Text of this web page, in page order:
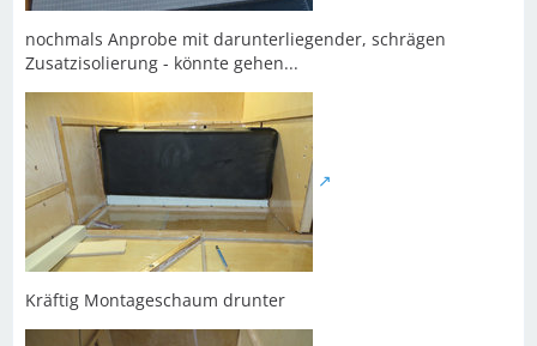
nochmals Anprobe mit darunterliegender, schrägen
Zusatzisolierung - könnte gehen...
Kräftig Montageschaum drunter